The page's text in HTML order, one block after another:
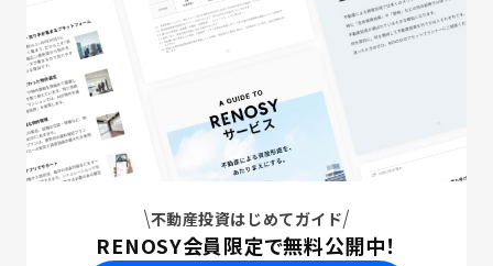
不動産投資はじめてガイド
RENOSY会員限定で無料公開中！